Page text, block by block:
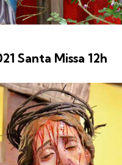
Santa Missa 12h